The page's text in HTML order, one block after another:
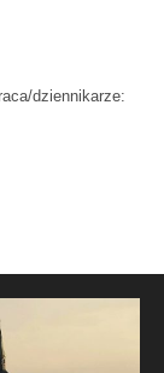
dziennikarze: